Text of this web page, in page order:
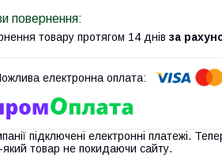
товару протягом 14 днів за
підключені електронні платежі.
товар не покидаючи сайту.